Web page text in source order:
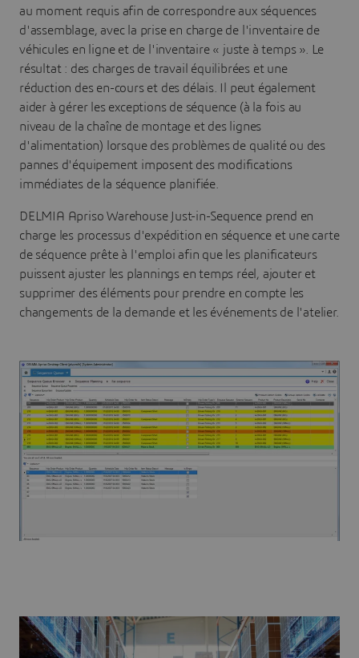
au moment requis afin de correspondre aux séquences
d'assemblage, avec la prise en charge de l'inventaire de
véhicules en ligne et de l'inventaire « juste à temps ». Le
résultat : des charges de travail équilibrées et une
réduction des en-cours et des délais. Il peut également
aider à gérer les exceptions de séquence (à la fois au
niveau de la chaîne de montage et des lignes
d'alimentation) lorsque des problèmes de qualité ou des
pannes d'équipement imposent des modifications
immédiates de la séquence planifiée.
DELMIA Apriso Warehouse Just-in-Sequence prend en
charge les processus d'expédition en séquence et une carte
de séquence prête à l'emploi afin que les planificateurs
puissent ajuster les plannings en temps réel, ajouter et
supprimer des éléments pour prendre en compte les
changements de la demande et les événements de l'atelier.